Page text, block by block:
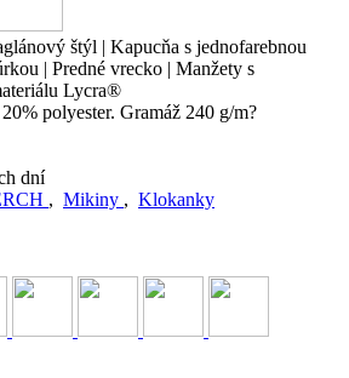
štýl | Kapucňa s jednofarebnou
| Predné vrecko | Manžety s
Lycra®
polyester. Gramáž 240 g/m?
dní
, Mikiny , Klokanky